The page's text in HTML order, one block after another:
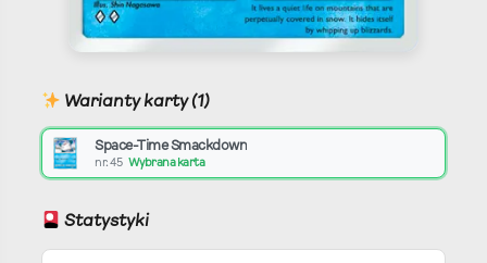
Warianty karty (1)
Space-Time Smackdown
nr. 45 Wybrana karta
Statystyki